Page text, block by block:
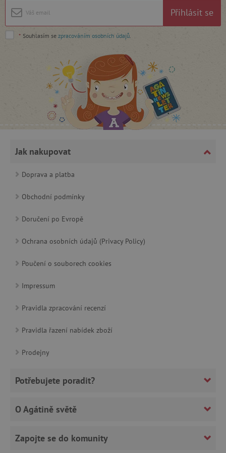
Přihlásit se
* Souhlasím se zpracováním osobních údajů
Jak nakupovat
Doprava a platba
Obchodní podmínky
Doručení po Evropě
Ochrana osobních údajů (Privacy Policy)
Poučení o souborech cookies
Impressum
Pravidla zpracování recenzí
Pravidla řazení nabídek zboží
Prodejny
Potřebujete poradit?
O Agátině světě
Zapojte se do komunity
Funkční soubory
základní funkce webových stránek, jako je
přihlášení uživatele a správa účtu. Webové
cookie správně používat.
Název
Provider
Doména
__cf_bm
Cloudflare Inc.
.vimeo.com
Google Privacy Policy